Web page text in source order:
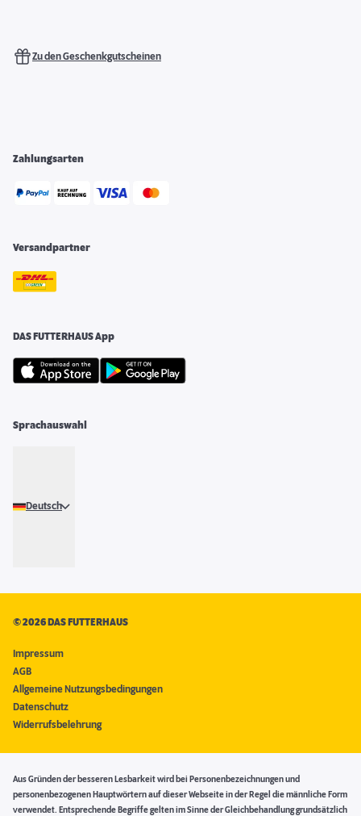
Zu den Geschenkgutscheinen
Zahlungsarten
Versandpartner
DAS FUTTERHAUS App
Sprachauswahl
Deutsch
©2026 DAS FUTTERHAUS
Impressum
AGB
Allgemeine Nutzungsbedingungen
Datenschutz
Widerrufsbelehrung
Aus Gründen der besseren Lesbarkeit wird bei Personenbezeichnungen und
personenbezogenen Hauptwörtern auf dieser Webseite in der Regel die männliche Form
verwendet. Entsprechende Begriffe gelten im Sinne der Gleichbehandlung grundsätzlich